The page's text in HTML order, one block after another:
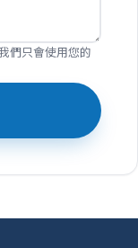
我們只會使用您的